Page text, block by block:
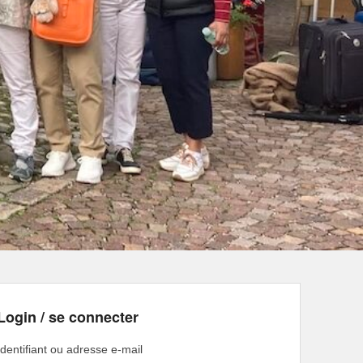
/ se connecter
ou adresse e-mail